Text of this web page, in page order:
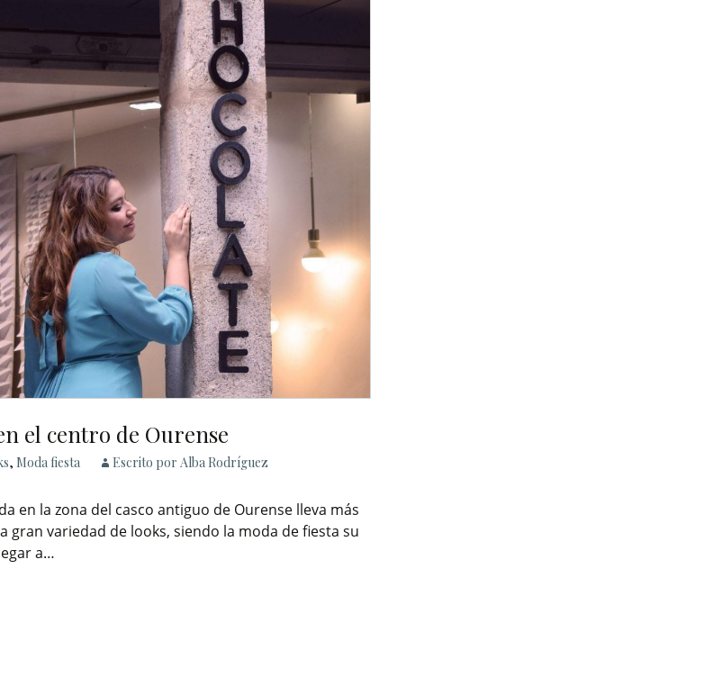
el centro de Ourense
, Moda fiesta Escrito por Alba Rodríguez
en la zona del casco antiguo de Ourense lleva más
gran variedad de looks, siendo la moda de fiesta su
a…